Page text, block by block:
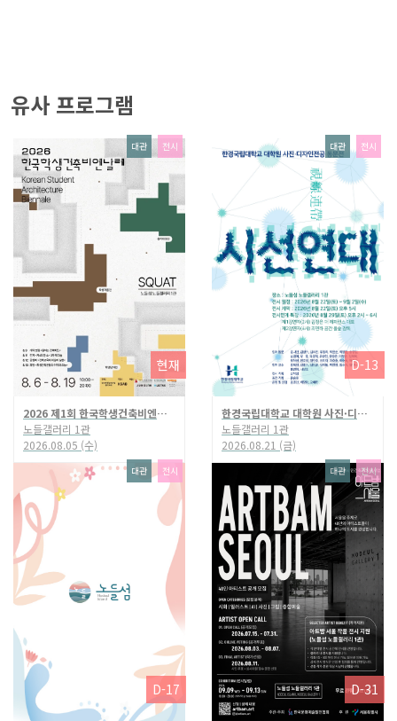
유사 프로그램
대관 전시
현재
2026 제1회 한국학생건축비엔날레
노들갤러리 1관
2026.08.05 (수)
대관 전시
D-13
한경국립대학교 대학원 사진·디자인 전공 동문전 〈시선연대(視線連帶)〉
노들갤러리 1관
2026.08.21 (금)
대관 전시
D-17
대관 전시
D-31